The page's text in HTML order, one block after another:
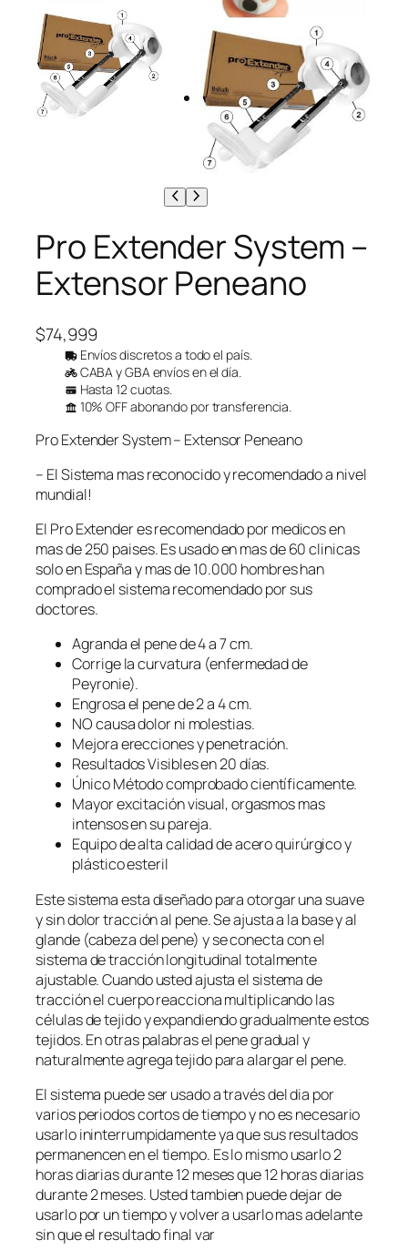
Pro Extender System –
Extensor Peneano
$74,999
Envíos discretos a todo el país.
CABA y GBA envíos en el día.
Hasta 12 cuotas.
10% OFF abonando por transferencia.
Pro Extender System – Extensor Peneano
– El Sistema mas reconocido y recomendado a nivel
mundial!
El Pro Extender es recomendado por medicos en
mas de 250 paises. Es usado en mas de 60 clinicas
solo en España y mas de 10.000 hombres han
comprado el sistema recomendado por sus
doctores.
Agranda el pene de 4 a 7 cm.
Corrige la curvatura (enfermedad de
Peyronie).
Engrosa el pene de 2 a 4 cm.
NO causa dolor ni molestias.
Mejora erecciones y penetración.
Resultados Visibles en 20 días.
Único Método comprobado científicamente.
Mayor excitación visual, orgasmos mas
intensos en su pareja.
Equipo de alta calidad de acero quirúrgico y
plástico esteril
Este sistema esta diseñado para otorgar una suave
y sin dolor tracción al pene. Se ajusta a la base y al
glande (cabeza del pene) y se conecta con el
sistema de tracción longitudinal totalmente
ajustable. Cuando usted ajusta el sistema de
tracción el cuerpo reacciona multiplicando las
células de tejido y expandiendo gradualmente estos
tejidos. En otras palabras el pene gradual y
naturalmente agrega tejido para alargar el pene.
El sistema puede ser usado a través del dia por
varios periodos cortos de tiempo y no es necesario
usarlo ininterrumpidamente ya que sus resultados
permanencen en el tiempo. Es lo mismo usarlo 2
horas diarias durante 12 meses que 12 horas diarias
durante 2 meses. Usted tambien puede dejar de
usarlo por un tiempo y volver a usarlo mas adelante
sin que el resultado final var